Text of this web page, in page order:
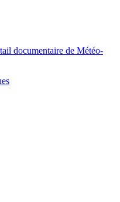
documentaire de Météo-